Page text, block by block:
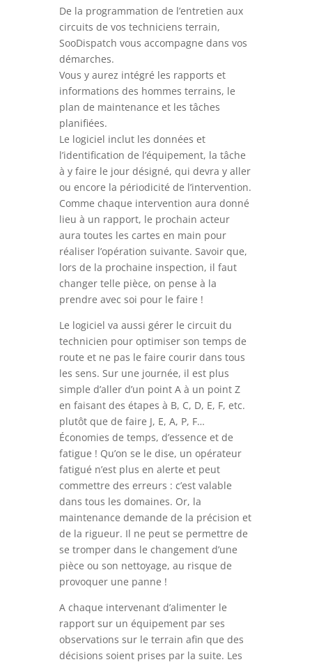
De la programmation de l’entretien aux
circuits de vos techniciens terrain,
SooDispatch vous accompagne dans vos
démarches.
Vous y aurez intégré les rapports et
informations des hommes terrains, le
plan de maintenance et les tâches
planifiées.
Le logiciel inclut les données et
l’identification de l’équipement, la tâche
à y faire le jour désigné, qui devra y aller
ou encore la périodicité de l’intervention.
Comme chaque intervention aura donné
lieu à un rapport, le prochain acteur
aura toutes les cartes en main pour
réaliser l’opération suivante. Savoir que,
lors de la prochaine inspection, il faut
changer telle pièce, on pense à la
prendre avec soi pour le faire !
Le logiciel va aussi gérer le circuit du
technicien pour optimiser son temps de
route et ne pas le faire courir dans tous
les sens. Sur une journée, il est plus
simple d’aller d’un point A à un point Z
en faisant des étapes à B, C, D, E, F, etc.
plutôt que de faire J, E, A, P, F…
Économies de temps, d’essence et de
fatigue ! Qu’on se le dise, un opérateur
fatigué n’est plus en alerte et peut
commettre des erreurs : c’est valable
dans tous les domaines. Or, la
maintenance demande de la précision et
de la rigueur. Il ne peut se permettre de
se tromper dans le changement d’une
pièce ou son nettoyage, au risque de
provoquer une panne !
A chaque intervenant d’alimenter le
rapport sur un équipement par ses
observations sur le terrain afin que des
décisions soient prises par la suite. Les